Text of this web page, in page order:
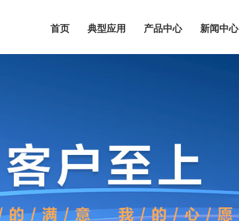
首页 典型应用 产品中心 新闻中心